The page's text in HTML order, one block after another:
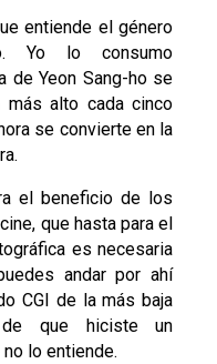
entiende el género
Yo lo consumo
de Yeon Sang-ho se
más alto cada cinco
se convierte en la
.
el beneficio de los
que hasta para el
es necesaria
andar por ahí
CGI de la más baja
que hiciste un
lo entiende.